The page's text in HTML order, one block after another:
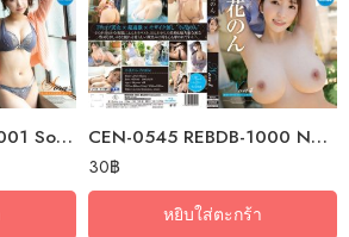
CEN-0544 REBDB-1001 Sora2: Looking Up At The Love Sky With You – Picture… CEN-0545 REBDB-1000 Non4 Prism Flower By The Water – Kohana Non Blu…
30฿
หยิบใส่ตะกร้า